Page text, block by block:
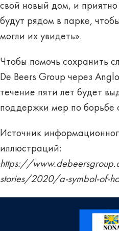
свой новый дом, и приятно
будут рядом в парке,
могли их увидеть».
Чтобы помочь сохранить
De Beers Group через
течение пяти лет будет
поддержки мер по борьбе
Источник
иллюстраций:
https://
stories/2020/a-symbol-of-